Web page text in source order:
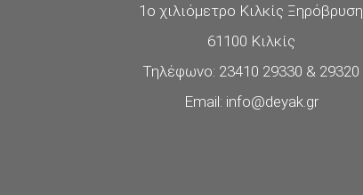
1ο χιλιόμετρο Κιλκίς Ξηρόβρυση
61100 Κιλκίς
Τηλέφωνο: 23410 29330 & 29320
Email: info@deyak.gr